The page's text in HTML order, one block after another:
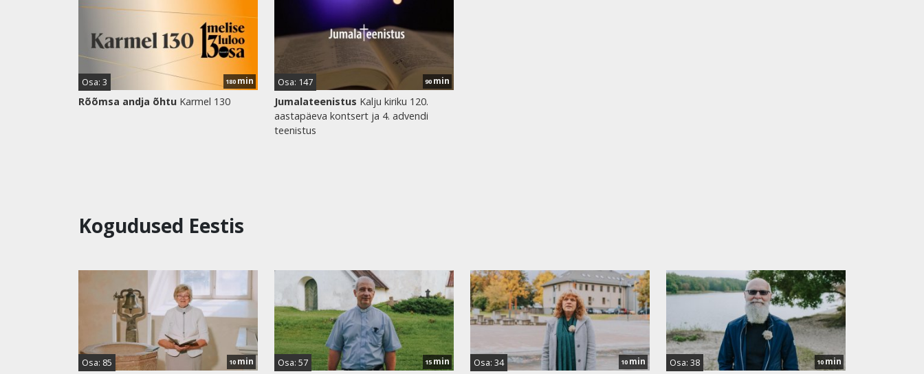
180 min
Osa: 3
Rõõmsa andja õhtu Karmel 130
90 min
Osa: 147
Jumalateenistus Kalju kiriku 120.
aastapäeva kontsert ja 4. advendi
teenistus
Kogudused Eestis
10 min
Osa: 85 15min
Osa: 57 10 min
Osa: 34 10min
Osa: 38